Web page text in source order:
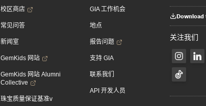
校区商店
常见问答
新闻室
GemKids 网站
GemKids 网站 Alumni
Collective
珠宝质量保证基准v
GIA 工作机会
地点
报告问题
支持 GIA
联系我们
API 开发人员
Download
关注我们